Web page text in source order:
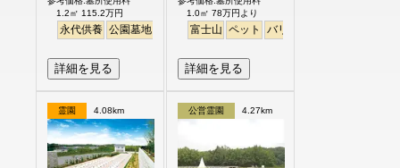
1.2㎡ 115.2万円
永代供養 公園墓地 駅から徒歩 明るい
詳細を見る
1.0㎡ 78万円より
富士山 ペット バリアフリー
詳細を見る
霊園 4.08km 公営霊園 4.27km